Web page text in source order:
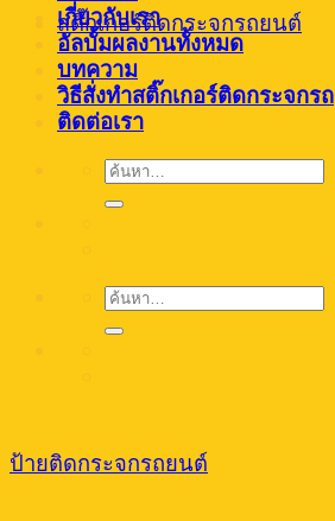
เกี่ยวกับเรา
อัลบั้มผลงานทั้งหมด
บทความ
วิธีสั่งทำสติ๊กเกอร์ติดกระจกรถ
ติดต่อเรา
ค้นหา:
ค้นหา:
สติ๊กเกอร์ติดกระจกรถยนต์
ป้ายติดกระจกรถยนต์